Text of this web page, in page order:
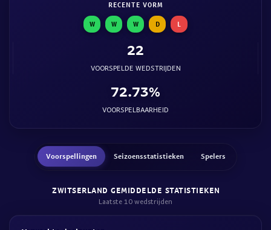
RECENTE VORM
W W W D L
22
VOORSPELDE WEDSTRIJDEN
72.73%
VOORSPELBAARHEID
Voorspellingen Seizoensstatistieken Spelers
ZWITSERLAND GEMIDDELDE STATISTIEKEN
Laatste 10 wedstrijden